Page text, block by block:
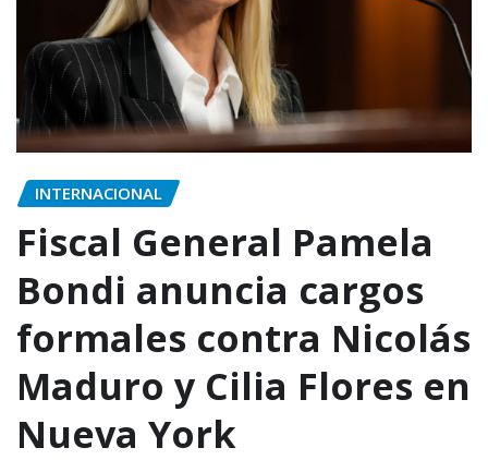
INTERNACIONAL
Fiscal General Pamela
Bondi anuncia cargos
formales contra Nicolás
Maduro y Cilia Flores en
Nueva York